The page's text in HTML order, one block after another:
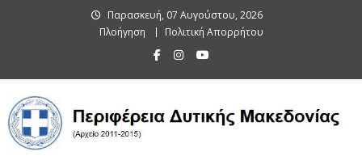
Παρασκευή, 07 Αυγούστου, 2026
Πλοήγηση
Πολιτική Απορρήτου